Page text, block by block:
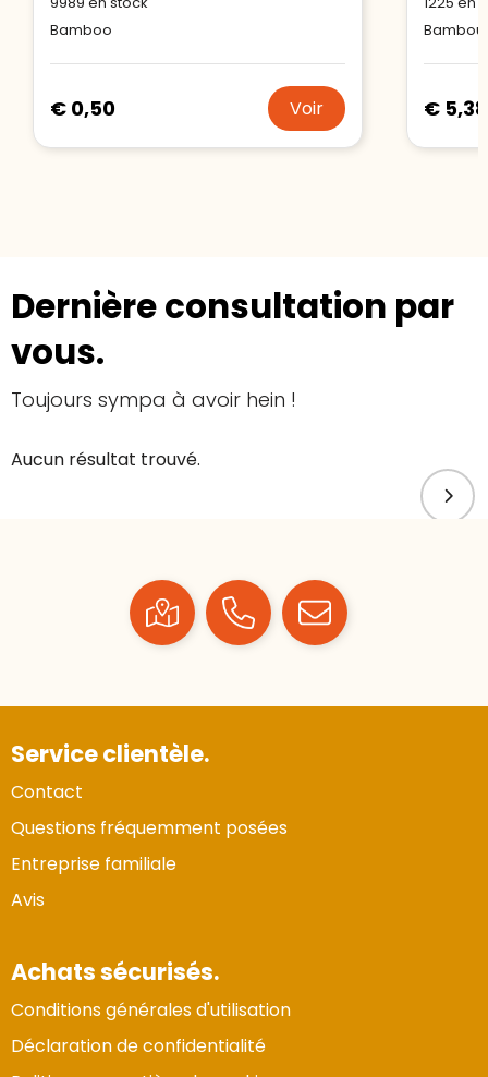
Bamboo
€ 0,50 Voir
Bambou
€ 5,38
Dernière consultation par
vous.
Toujours sympa à avoir hein !
Aucun résultat trouvé.
Service clientèle.
Contact
Questions fréquemment posées
Entreprise familiale
Avis
Achats sécurisés.
Conditions générales d'utilisation
Déclaration de confidentialité